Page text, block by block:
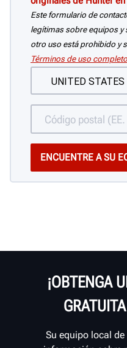
Este formulario de
legítimas sobre equipos y
otro uso está prohibido y
Términos de uso
¡OBTENGA
Su equipo local